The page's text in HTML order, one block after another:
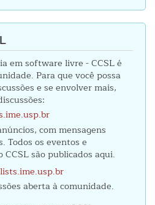
em software livre - CCSL é
Para que você possa
e se envolver mais,
com mensagens
Todos os eventos e
são publicados aqui.
aberta à comunidade.